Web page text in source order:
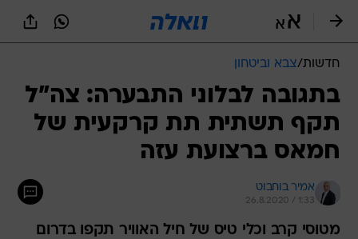
חדשות/צבא וביטחון
בתגובה לבלוני התבערה: צה"ל
תקף תשתית תת קרקעית של
חמאס ברצועת עזה
אמיר בוחבוט
26.8.2020 / 1:33
מטוסי קרב וכלי טיס של חיל האוויר תקפו בדרום